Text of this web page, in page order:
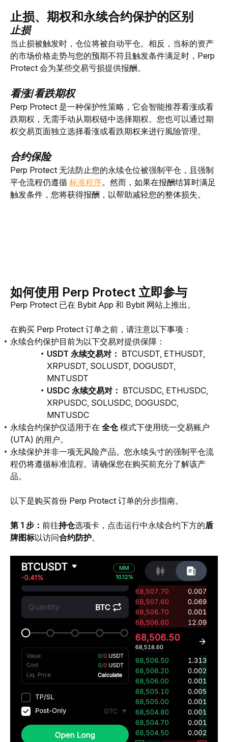
止损、期权和永续合约保护的区别
止损
当止损被触发时，仓位将被自动平仓。相反，当标的资产
的市场价格走势与您的预期不符且触发条件满足时，Perp
Protect 会为某些交易亏损提供报酬。
看涨/看跌期权
Perp Protect 是一种保护性策略，它会智能推荐看涨或看
跌期权，无需手动从期权链中选择期权。您也可以通过期
权交易页面独立选择看涨或看跌期权来进行風險管理。
合约保险
Perp Protect 无法防止您的永续仓位被强制平仓，且强制
平仓流程仍遵循 标准程序。然而，如果在报酬结算时满足
触发条件，您将获得报酬，以帮助减轻您的整体损失。
如何使用 Perp Protect 立即参与
Perp Protect 已在 Bybit App 和 Bybit 网站上推出。
在购买 Perp Protect 订单之前，请注意以下事项：
永续合约保护目前为以下交易对提供保障：
USDT 永续交易对： BTCUSDT, ETHUSDT,
XRPUSDT, SOLUSDT, DOGUSDT,
MNTUSDT
USDC 永续交易对： BTCUSDC, ETHUSDC,
XRPUSDC, SOLUSDC, DOGUSDC,
MNTUSDC
永续合约保护仅适用于在 全仓模式下使用统一交易账户
(UTA) 的用户。
永续保护并非一项无风险产品。您永续头寸的强制平仓流
程仍将遵循标准流程。请确保您在购买前充分了解该产
品。
以下是购买首份 Perp Protect 订单的分步指南。
第 1 步： 前往持仓选项卡，点击运行中永续合约下方的盾
牌图标以访问合约防护。